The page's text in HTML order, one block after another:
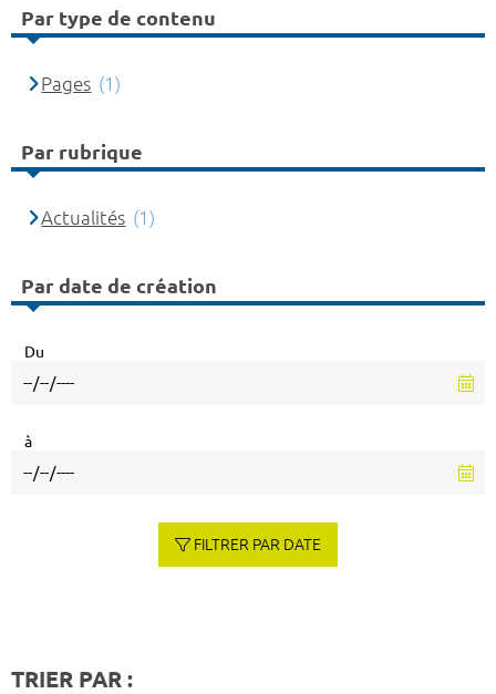
Par type de contenu
Pages (1)
Par rubrique
Actualités (1)
Par date de création
Du
à
FILTRER PAR DATE
TRIER PAR :